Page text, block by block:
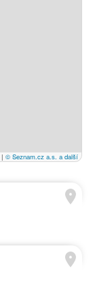
| © Seznam.cz a.s. a další